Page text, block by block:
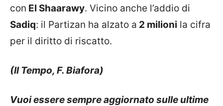
con El Shaarawy. Vicino anche l’addio di
Sadiq: il Partizan ha alzato a 2 milioni la cifra
per il diritto di riscatto.
(Il Tempo, F. Biafora)
Vuoi essere sempre aggiornato sulle ultime